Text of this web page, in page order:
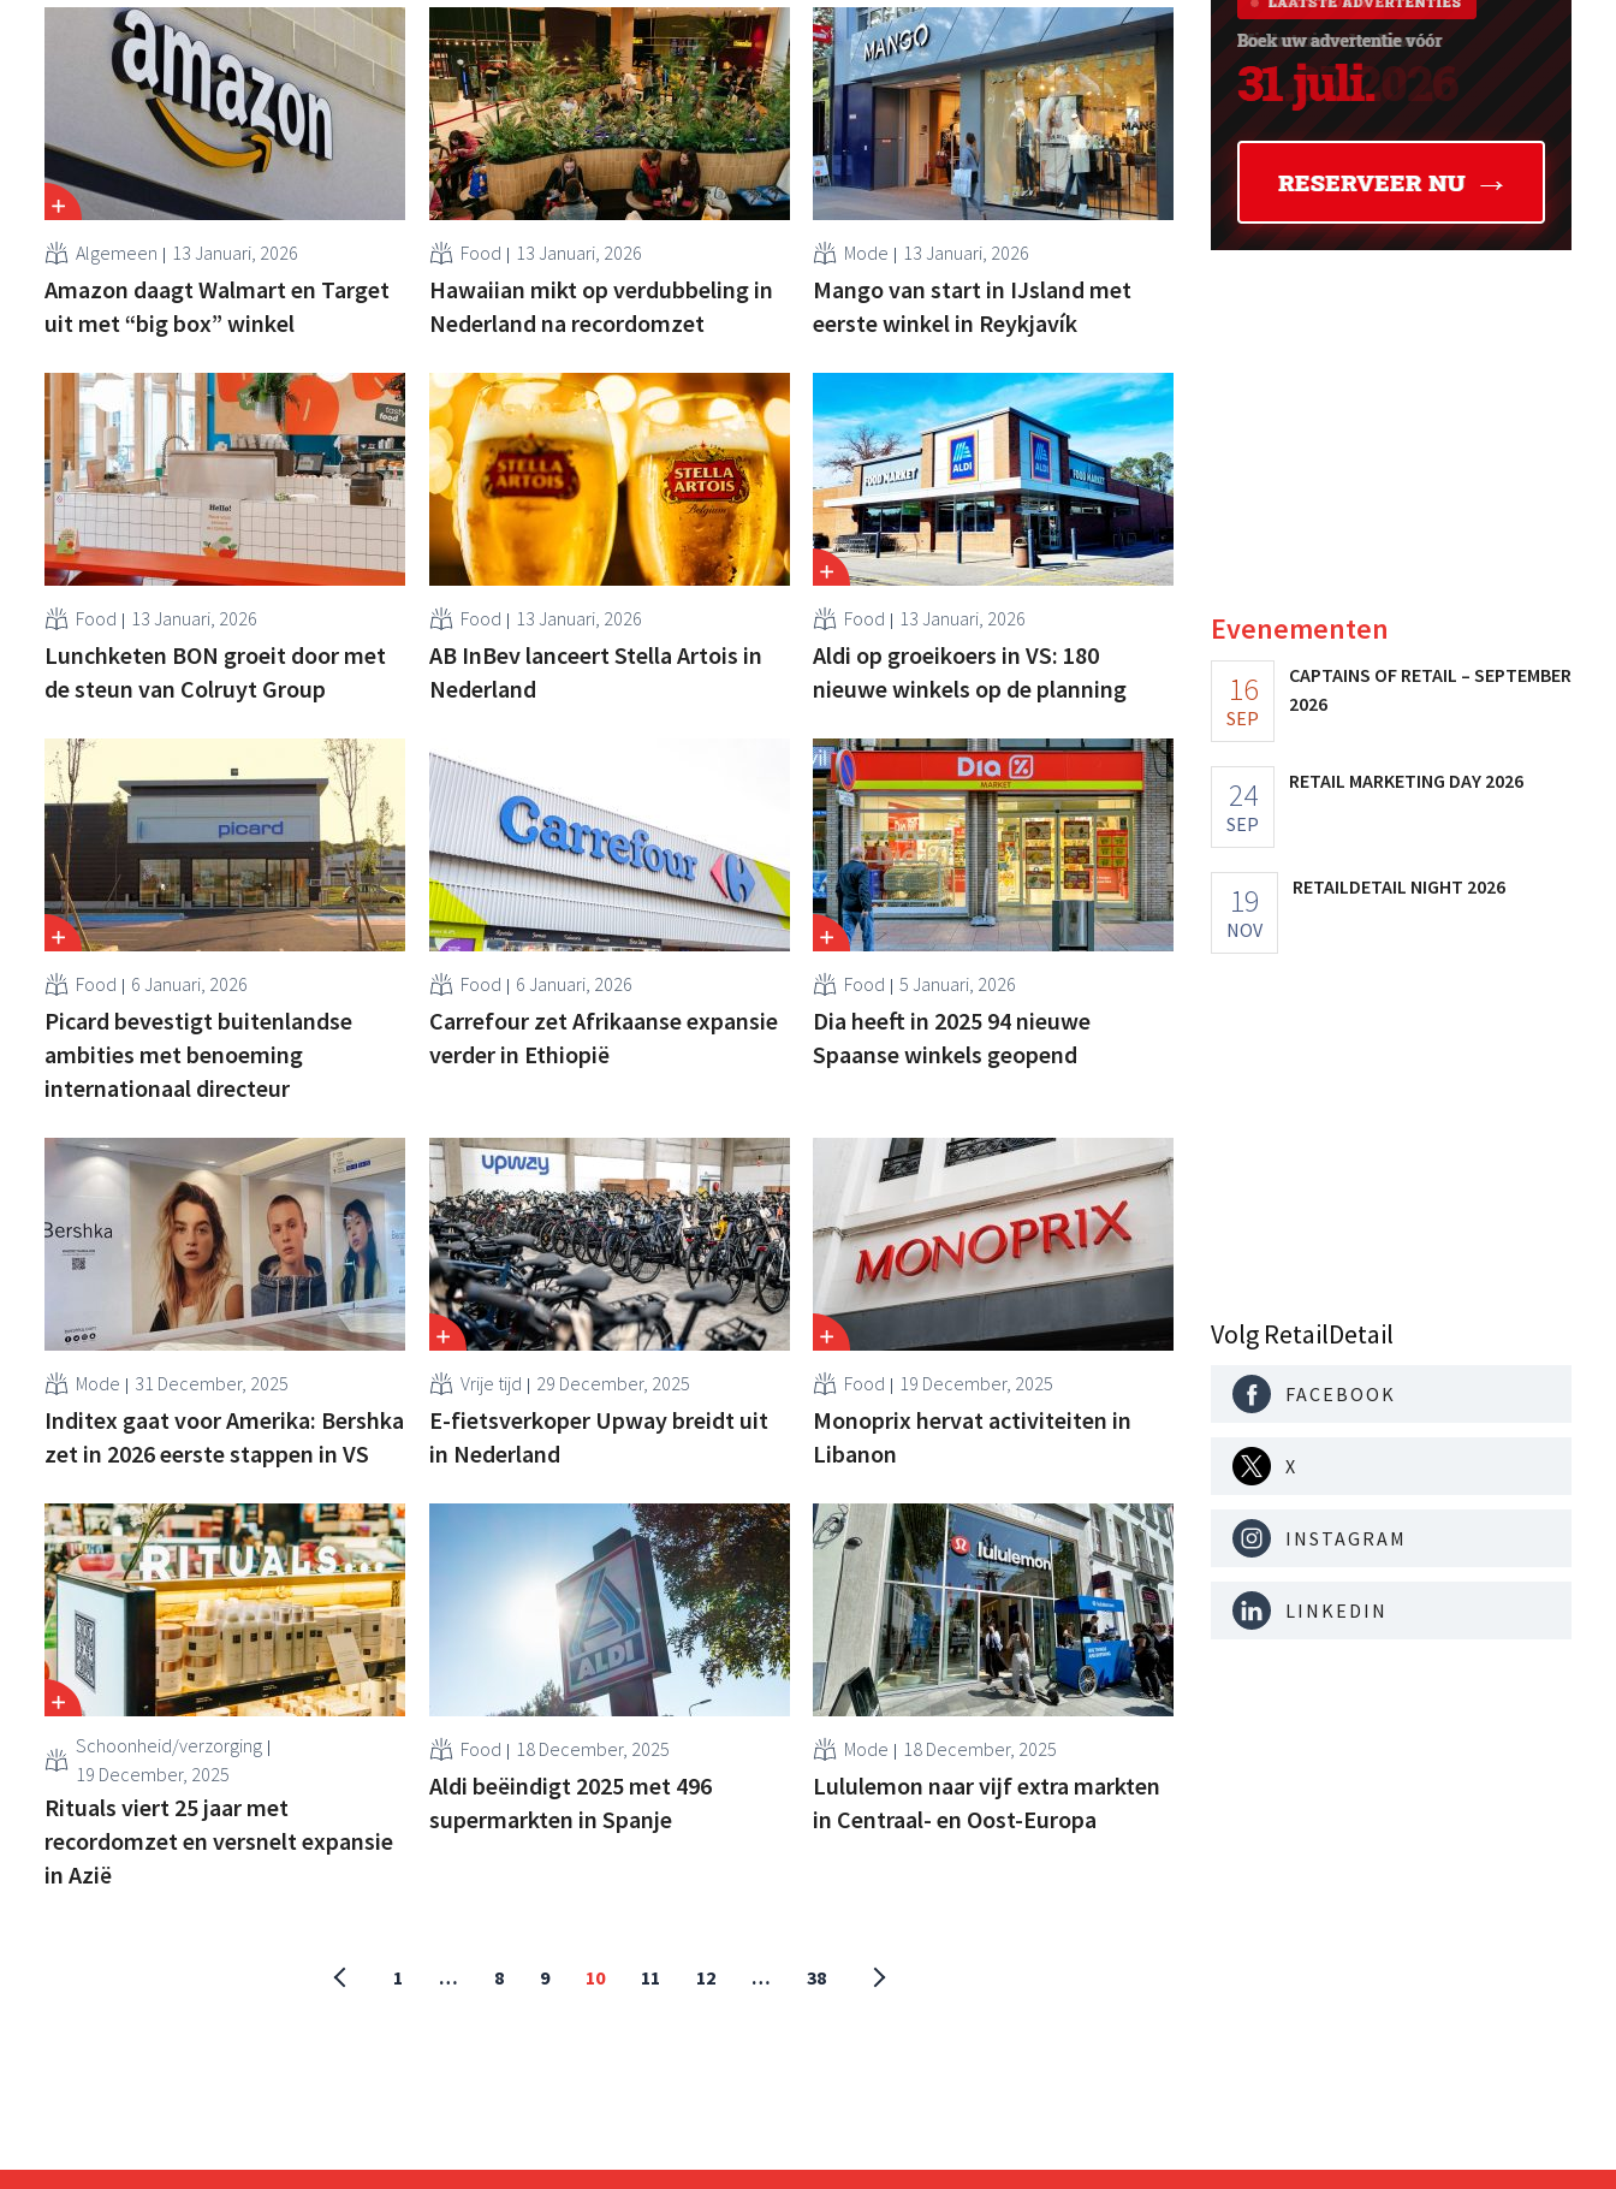
Algemeen 13 Januari, 2026
Amazon daagt Walmart en Target
uit met “big box” winkel
Food 13 Januari, 2026
Hawaiian mikt op verdubbeling in
Nederland na recordomzet
Mode 13 Januari, 2026
Mango van start in IJsland met
eerste winkel in Reykjavík
Food 13 Januari, 2026
Lunchketen BON groeit door met
de steun van Colruyt Group
Food 13 Januari, 2026
AB InBev lanceert Stella Artois in
Nederland
Food 13 Januari, 2026
Aldi op groeikoers in VS: 180
nieuwe winkels op de planning
Food 6 Januari, 2026
Picard bevestigt buitenlandse
ambities met benoeming
internationaal directeur
Food 6 Januari, 2026
Carrefour zet Afrikaanse expansie
verder in Ethiopië
Food 5 Januari, 2026
Dia heeft in 2025 94 nieuwe
Spaanse winkels geopend
Mode 31 December, 2025
Inditex gaat voor Amerika: Bershka
zet in 2026 eerste stappen in VS
Vrije tijd 29 December, 2025
E-fietsverkoper Upway breidt uit
in Nederland
Food 19 December, 2025
Monoprix hervat activiteiten in
Libanon
Schoonheid/verzorging
19 December, 2025
Rituals viert 25 jaar met
recordomzet en versnelt expansie
in Azië
Food 18 December, 2025
Aldi beëindigt 2025 met 496
supermarkten in Spanje
Mode 18 December, 2025
Lululemon naar vijf extra markten
in Centraal- en Oost-Europa
1 … 8 9 10 11 12 … 38
Evenementen
16
SEP
CAPTAINS OF RETAIL – SEPTEMBER
2026
24
SEP
RETAIL MARKETING DAY 2026
19
NOV
RETAILDETAIL NIGHT 2026
Volg RetailDetail
FACEBOOK
X
INSTAGRAM
LINKEDIN